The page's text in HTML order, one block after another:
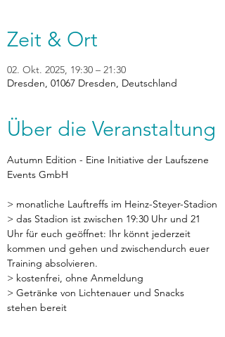
Zeit & Ort
02. Okt. 2025, 19:30 – 21:30
Dresden, 01067 Dresden, Deutschland
Über die Veranstaltung
Autumn Edition - Eine Initiative der Laufszene
Events GmbH
> monatliche Lauftreffs im Heinz-Steyer-Stadion
> das Stadion ist zwischen 19:30 Uhr und 21
Uhr für euch geöffnet: Ihr könnt jederzeit
kommen und gehen und zwischendurch euer
Training absolvieren.
> kostenfrei, ohne Anmeldung
> Getränke von Lichtenauer und Snacks
stehen bereit